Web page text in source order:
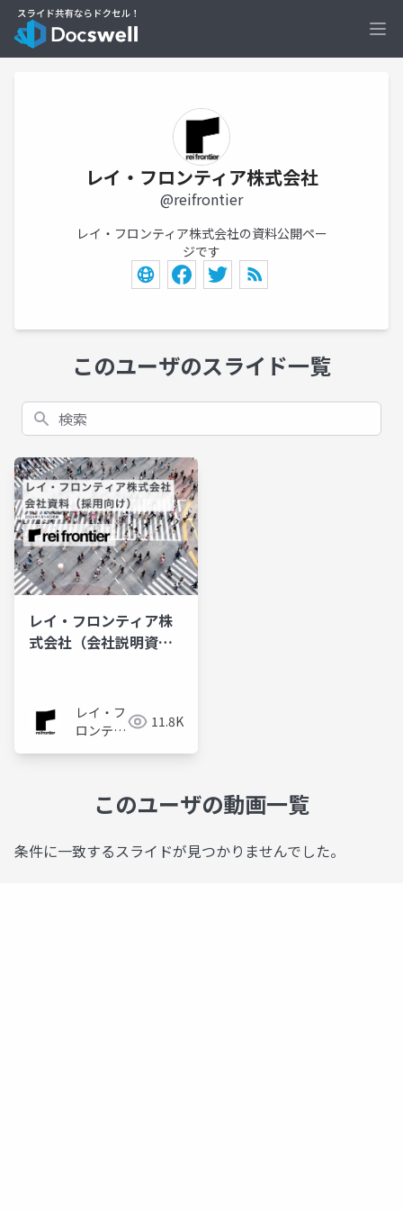
レイ・フロンティア株式会社
@reifrontier
レイ・フロンティア株式会社の資料公開ペー
ジです
このユーザのスライド一覧
検索
レイ・フロンティア株
式会社（会社説明資料/
レイ・フ
ロンティ
11.8K
このユーザの動画一覧
条件に一致するスライドが見つかりませんでした。